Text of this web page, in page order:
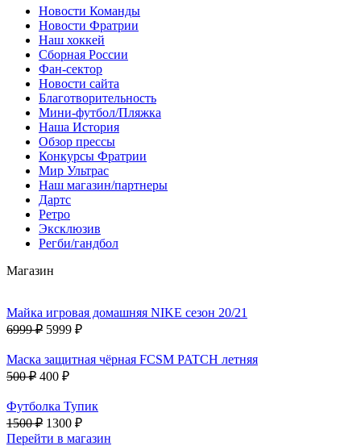
Новости Команды
Новости Фратрии
Наш хоккей
Сборная России
Фан-cектор
Новости сайта
Благотворительность
Мини-футбол/Пляжка
Наша История
Обзор прессы
Конкурсы Фратрии
Мир Ультрас
Наш магазин/партнеры
Дартс
Ретро
Эксклюзив
Регби/гандбол
Магазин
Майка игровая домашняя NIKE сезон 20/21
6999 ₽ 5999 ₽
Маска защитная чёрная FCSM PATCH летняя
500 ₽ 400 ₽
Футболка Тупик
1500 ₽ 1300 ₽
Перейти в магазин